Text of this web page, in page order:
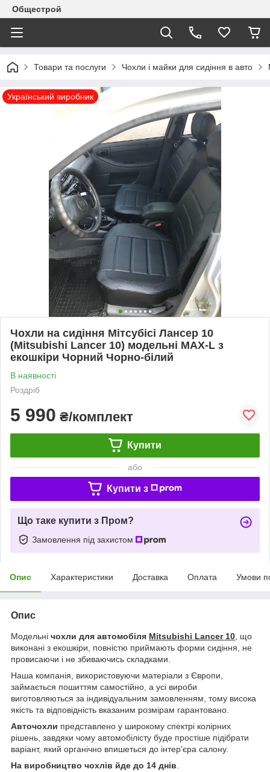
Общестрой
Товари та послуги Чохли і майки для сидіння в авто
Український виробник
Чохли на сидіння Мітсубісі Лансер 10
(Mitsubishi Lancer 10) модельні MAX-L з
екошкіри Чорний Чорно-білий
В наявності
Роздріб
5 990 ₴/комплект
Купити
або
Купити з
Що таке купити з Пром?
Замовлення під захистом
Опис Характеристики Доставка Оплата Умови
Опис
Модельні чохли для автомобіля Mitsubishi Lancer 10 , що
виконані з екошкіри, повністю приймають форми сидіння, не
провисаючи і не збиваючись складками.
Наша компанія, використовуючи матеріали з Європи,
займається пошиттям самостійно, а усі вироби
виготовляються за індивідуальним замовленням, тому висока
якість та відповідність вказаним розмірам гарантовано.
Авточохли представлено у широкому спектрі колірних
рішень, завдяки чому автомобілісту буде простіше підібрати
варіант, який органічно впишеться до інтер'єра салону.
На виробництво чохлів йде до 14 днів